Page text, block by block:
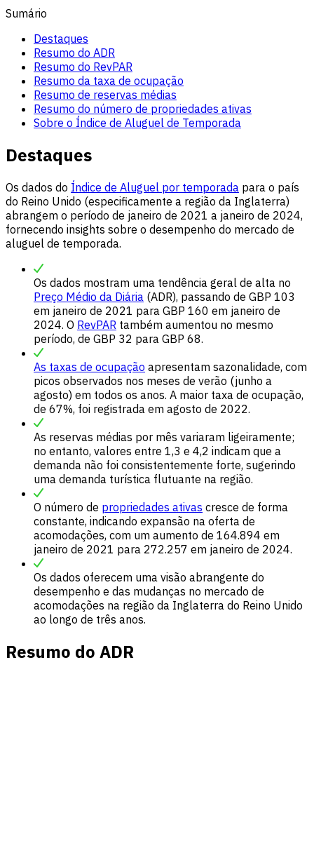
Sumário
Destaques
Resumo do ADR
Resumo do RevPAR
Resumo da taxa de ocupação
Resumo de reservas médias
Resumo do número de propriedades ativas
Sobre o Índice de Aluguel de Temporada
Destaques
Os dados do Índice de Aluguel por temporada para o país
do Reino Unido (especificamente a região da Inglaterra)
abrangem o período de janeiro de 2021 a janeiro de 2024,
fornecendo insights sobre o desempenho do mercado de
aluguel de temporada.
Os dados mostram uma tendência geral de alta no
Preço Médio da Diária (ADR), passando de GBP 103
em janeiro de 2021 para GBP 160 em janeiro de
2024. O RevPAR também aumentou no mesmo
período, de GBP 32 para GBP 68.
As taxas de ocupação apresentam sazonalidade, com
picos observados nos meses de verão (junho a
agosto) em todos os anos. A maior taxa de ocupação,
de 67%, foi registrada em agosto de 2022.
As reservas médias por mês variaram ligeiramente;
no entanto, valores entre 1,3 e 4,2 indicam que a
demanda não foi consistentemente forte, sugerindo
uma demanda turística flutuante na região.
O número de propriedades ativas cresce de forma
constante, indicando expansão na oferta de
acomodações, com um aumento de 164.894 em
janeiro de 2021 para 272.257 em janeiro de 2024.
Os dados oferecem uma visão abrangente do
desempenho e das mudanças no mercado de
acomodações na região da Inglaterra do Reino Unido
ao longo de três anos.
Resumo do ADR